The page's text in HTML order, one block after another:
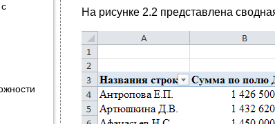
На рисунке 2.2 представлена